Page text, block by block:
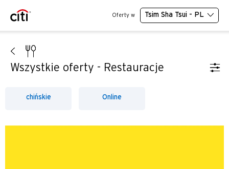
Oferty w Tsim Sha Tsui - PL
Wszystkie oferty - Restauracje
chińskie Online